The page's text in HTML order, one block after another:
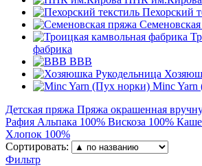
Пехорский
фабрика
BBB
Minc
Детская пряжа Пряжа окрашенная
Рафия Альпака 100% Вискоза 100%
Хлопок 100%
Сортировать:
Фильтр